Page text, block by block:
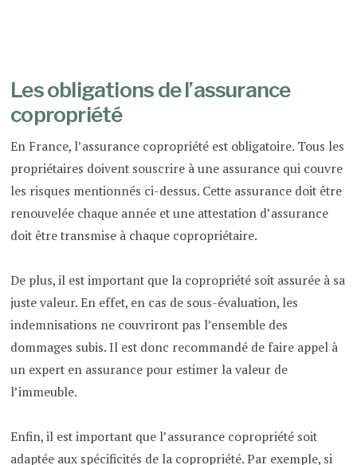
Les obligations de l’assurance
copropriété
En France, l’assurance copropriété est obligatoire. Tous les
propriétaires doivent souscrire à une assurance qui couvre
les risques mentionnés ci-dessus. Cette assurance doit être
renouvelée chaque année et une attestation d’assurance
doit être transmise à chaque copropriétaire.
De plus, il est important que la copropriété soit assurée à sa
juste valeur. En effet, en cas de sous-évaluation, les
indemnisations ne couvriront pas l’ensemble des
dommages subis. Il est donc recommandé de faire appel à
un expert en assurance pour estimer la valeur de
l’immeuble.
Enfin, il est important que l’assurance copropriété soit
adaptée aux spécificités de la copropriété. Par exemple, si